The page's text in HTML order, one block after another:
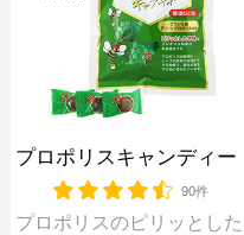
プロポリスキャンディー
90件
プロポリスのピリッとした